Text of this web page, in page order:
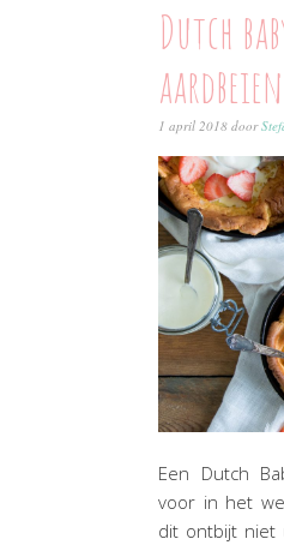
Dutch
aardbeien
1 april 2018 door
Een Dutch
voor in het
dit ontbijt niet